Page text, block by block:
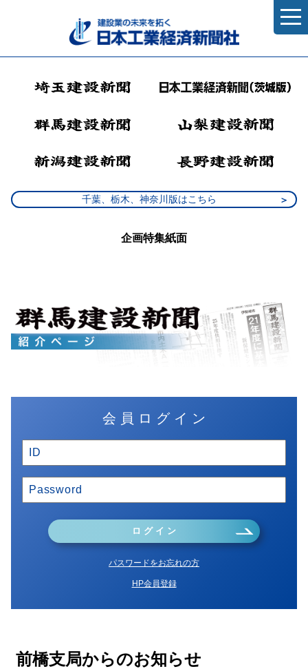
千葉、栃木、神奈川版はこちら
企画特集紙面
会 員 ロ グ イ ン
ロ グ イ ン
パスワードをお忘れの方
HP会員登録
前橋支局からのお知らせ